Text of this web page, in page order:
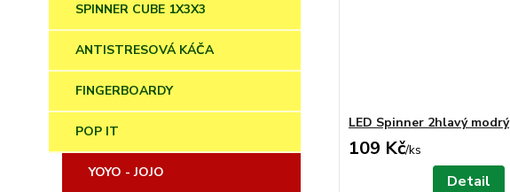
SPINNER CUBE 1X3X3
ANTISTRESOVÁ KÁČA
FINGERBOARDY
POP IT
YOYO - JOJO
LED Spinner 2hlavý modrý
109 Kč/ks
Detail